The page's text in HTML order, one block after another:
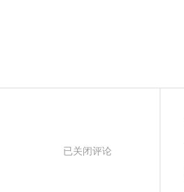
朝
已关闭评论